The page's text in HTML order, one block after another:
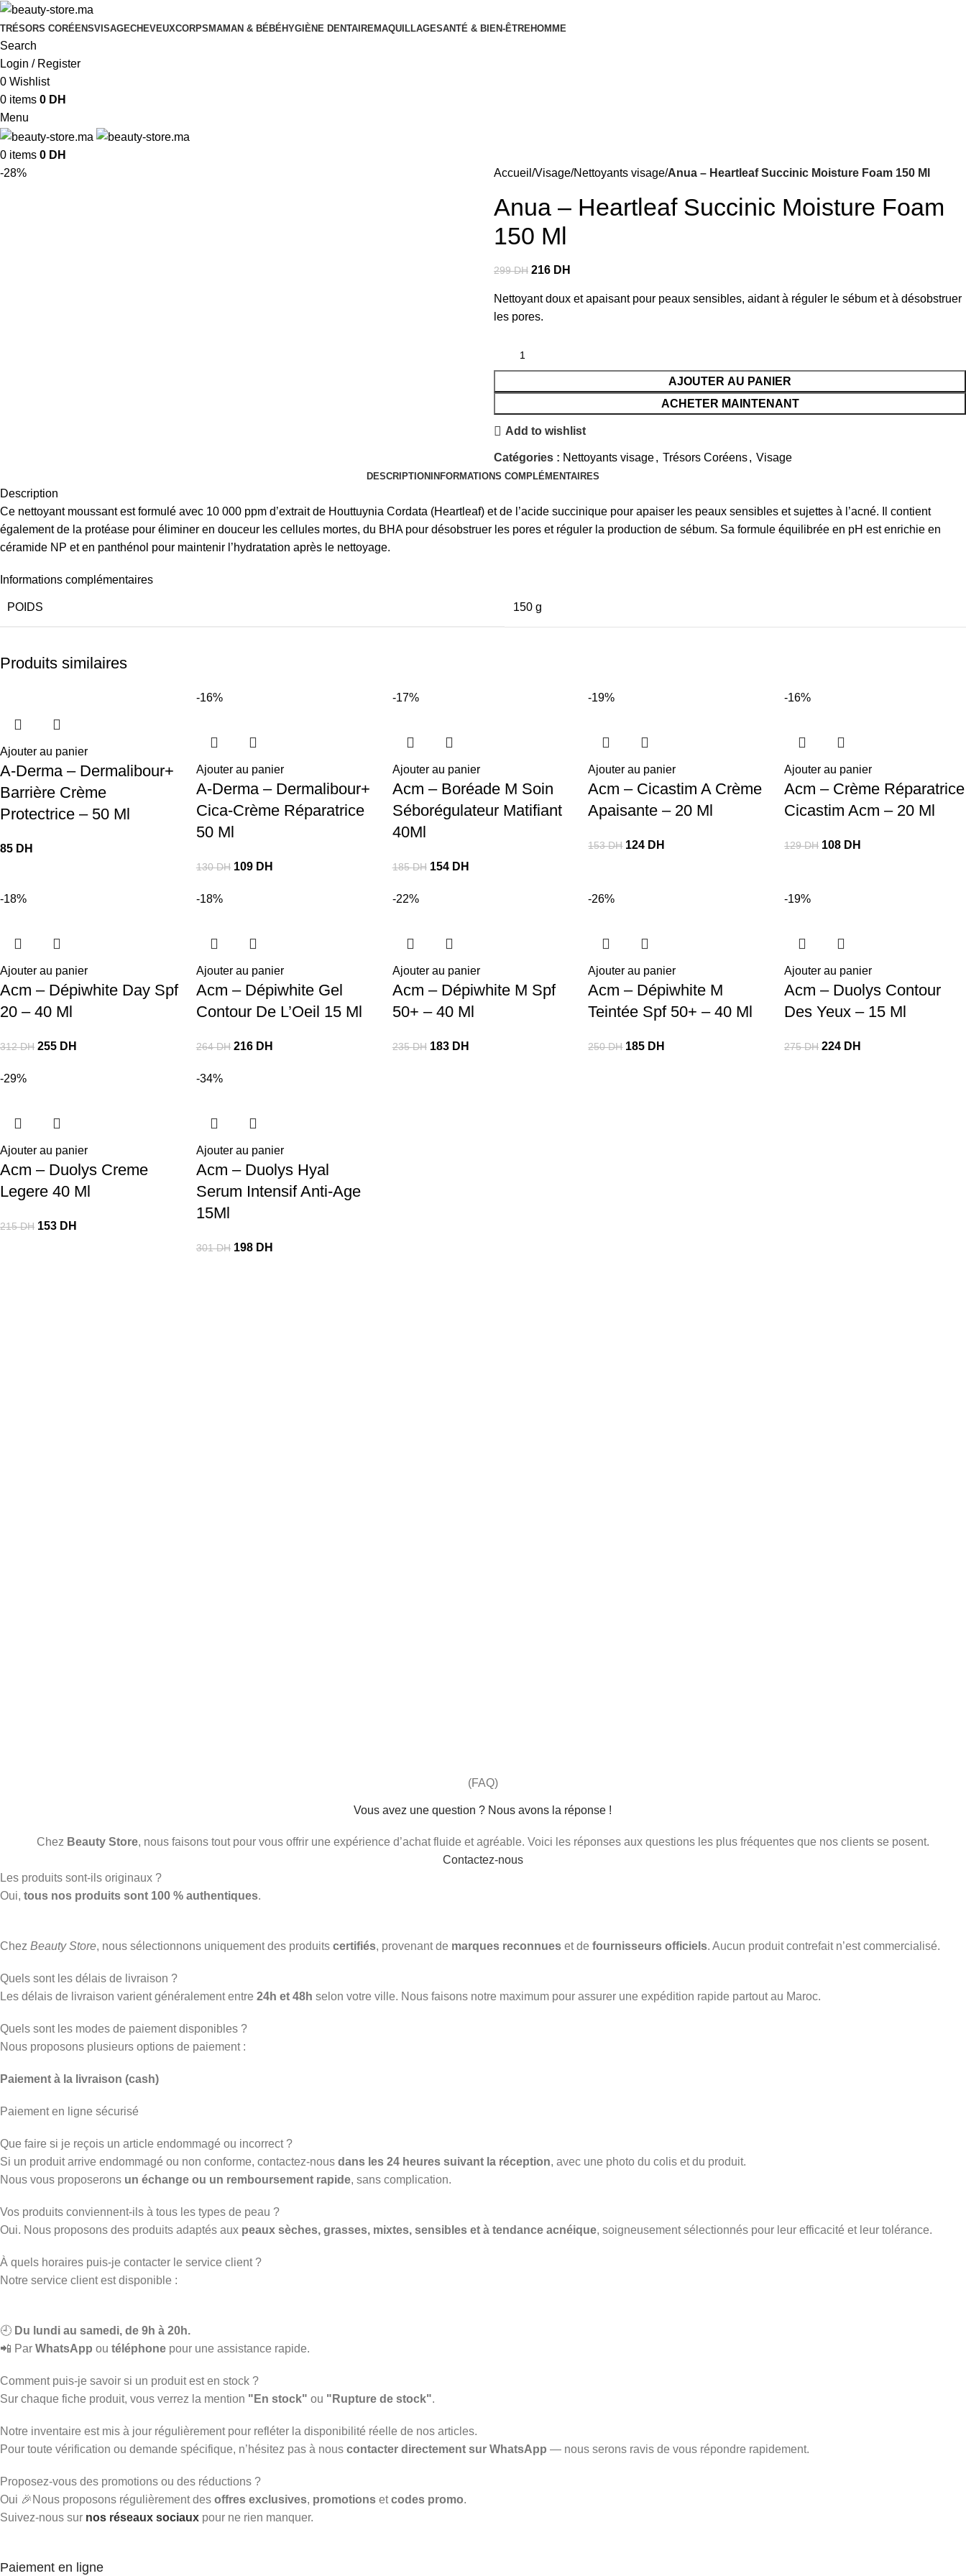
TRÉSORS CORÉENSVISAGECHEVEUXCORPS MAMAN & BÉBÉHYGIÈNE DENTAIREMAQUILLAGESANTÉ & BIEN-ÊTREHOMME
Search
Login / Register
0 Wishlist
0 items 0 DH
Menu
0 items 0 DH
-28%
Accueil Visage Nettoyants visage Anua – Heartleaf Succinic Moisture Foam 150 Ml
Anua – Heartleaf Succinic Moisture Foam
150 Ml
299DH 216 DH
Nettoyant doux et apaisant pour peaux sensibles, aidant à réguler le sébum et à désobstruer
les pores.
AJOUTER AU PANIER
ACHETER MAINTENANT
Add to wishlist
Catégories : Nettoyants visage, Trésors Coréens, Visage
DESCRIPTIONINFORMATIONS COMPLÉMENTAIRES
Description
Ce nettoyant moussant est formulé avec 10 000 ppm d’extrait de Houttuynia Cordata (Heartleaf) et de l’acide succinique pour apaiser les peaux sensibles et sujettes à l’acné. Il contient
également de la protéase pour éliminer en douceur les cellules mortes, du BHA pour désobstruer les pores et réguler la production de sébum. Sa formule équilibrée en pH est enrichie en
céramide NP et en panthénol pour maintenir l’hydratation après le nettoyage.
Informations complémentaires
POIDS 150 g
Produits similaires
Ajouter au panier
A-Derma – Dermalibour+
Barrière Crème
Protectrice – 50 Ml
85 DH
-16%
Ajouter au panier
A-Derma – Dermalibour+
Cica-Crème Réparatrice
50 Ml
130DH 109 DH
-17%
Ajouter au panier
Acm – Boréade M Soin
Séborégulateur Matifiant
40Ml
185DH 154 DH
-19%
Ajouter au panier
Acm – Cicastim A Crème
Apaisante – 20 Ml
153DH 124 DH
-16%
Ajouter au panier
Acm – Crème Réparatrice
Cicastim Acm – 20 Ml
129DH 108 DH
-18%
Ajouter au panier
Acm – Dépiwhite Day Spf
20 – 40 Ml
312DH 255 DH
-18%
Ajouter au panier
Acm – Dépiwhite Gel
Contour De L’Oeil 15 Ml
264DH 216 DH
-22%
Ajouter au panier
Acm – Dépiwhite M Spf
50+ – 40 Ml
235DH 183 DH
-26%
Ajouter au panier
Acm – Dépiwhite M
Teintée Spf 50+ – 40 Ml
250DH 185 DH
-19%
Ajouter au panier
Acm – Duolys Contour
Des Yeux – 15 Ml
275DH 224 DH
-29%
Ajouter au panier
Acm – Duolys Creme
Legere 40 Ml
215DH 153 DH
-34%
Ajouter au panier
Acm – Duolys Hyal
Serum Intensif Anti-Age
15Ml
301DH 198 DH
(FAQ)
Vous avez une question ? Nous avons la réponse !
Chez Beauty Store, nous faisons tout pour vous offrir une expérience d’achat fluide et agréable. Voici les réponses aux questions les plus fréquentes que nos clients se posent.
Contactez-nous
Les produits sont-ils originaux ?
Oui, tous nos produits sont 100 % authentiques.
Chez Beauty Store, nous sélectionnons uniquement des produits certifiés, provenant de marques reconnues et de fournisseurs officiels. Aucun produit contrefait n’est commercialisé.
Quels sont les délais de livraison ?
Les délais de livraison varient généralement entre 24h et 48h selon votre ville. Nous faisons notre maximum pour assurer une expédition rapide partout au Maroc.
Quels sont les modes de paiement disponibles ?
Nous proposons plusieurs options de paiement :
Paiement à la livraison (cash)
Paiement en ligne sécurisé
Que faire si je reçois un article endommagé ou incorrect ?
Si un produit arrive endommagé ou non conforme, contactez-nous dans les 24 heures suivant la réception, avec une photo du colis et du produit.
Nous vous proposerons un échange ou un remboursement rapide, sans complication.
Vos produits conviennent-ils à tous les types de peau ?
Oui. Nous proposons des produits adaptés aux peaux sèches, grasses, mixtes, sensibles et à tendance acnéique, soigneusement sélectionnés pour leur efficacité et leur tolérance.
À quels horaires puis-je contacter le service client ?
Notre service client est disponible :
🕘 Du lundi au samedi, de 9h à 20h.
📲 Par WhatsApp ou téléphone pour une assistance rapide.
Comment puis-je savoir si un produit est en stock ?
Sur chaque fiche produit, vous verrez la mention "En stock" ou "Rupture de stock".
Notre inventaire est mis à jour régulièrement pour refléter la disponibilité réelle de nos articles.
Pour toute vérification ou demande spécifique, n’hésitez pas à nous contacter directement sur WhatsApp — nous serons ravis de vous répondre rapidement.
Proposez-vous des promotions ou des réductions ?
Oui 🎉Nous proposons régulièrement des offres exclusives, promotions etcodes promo.
Suivez-nous sur nos réseaux sociaux pour ne rien manquer.
Paiement en ligne